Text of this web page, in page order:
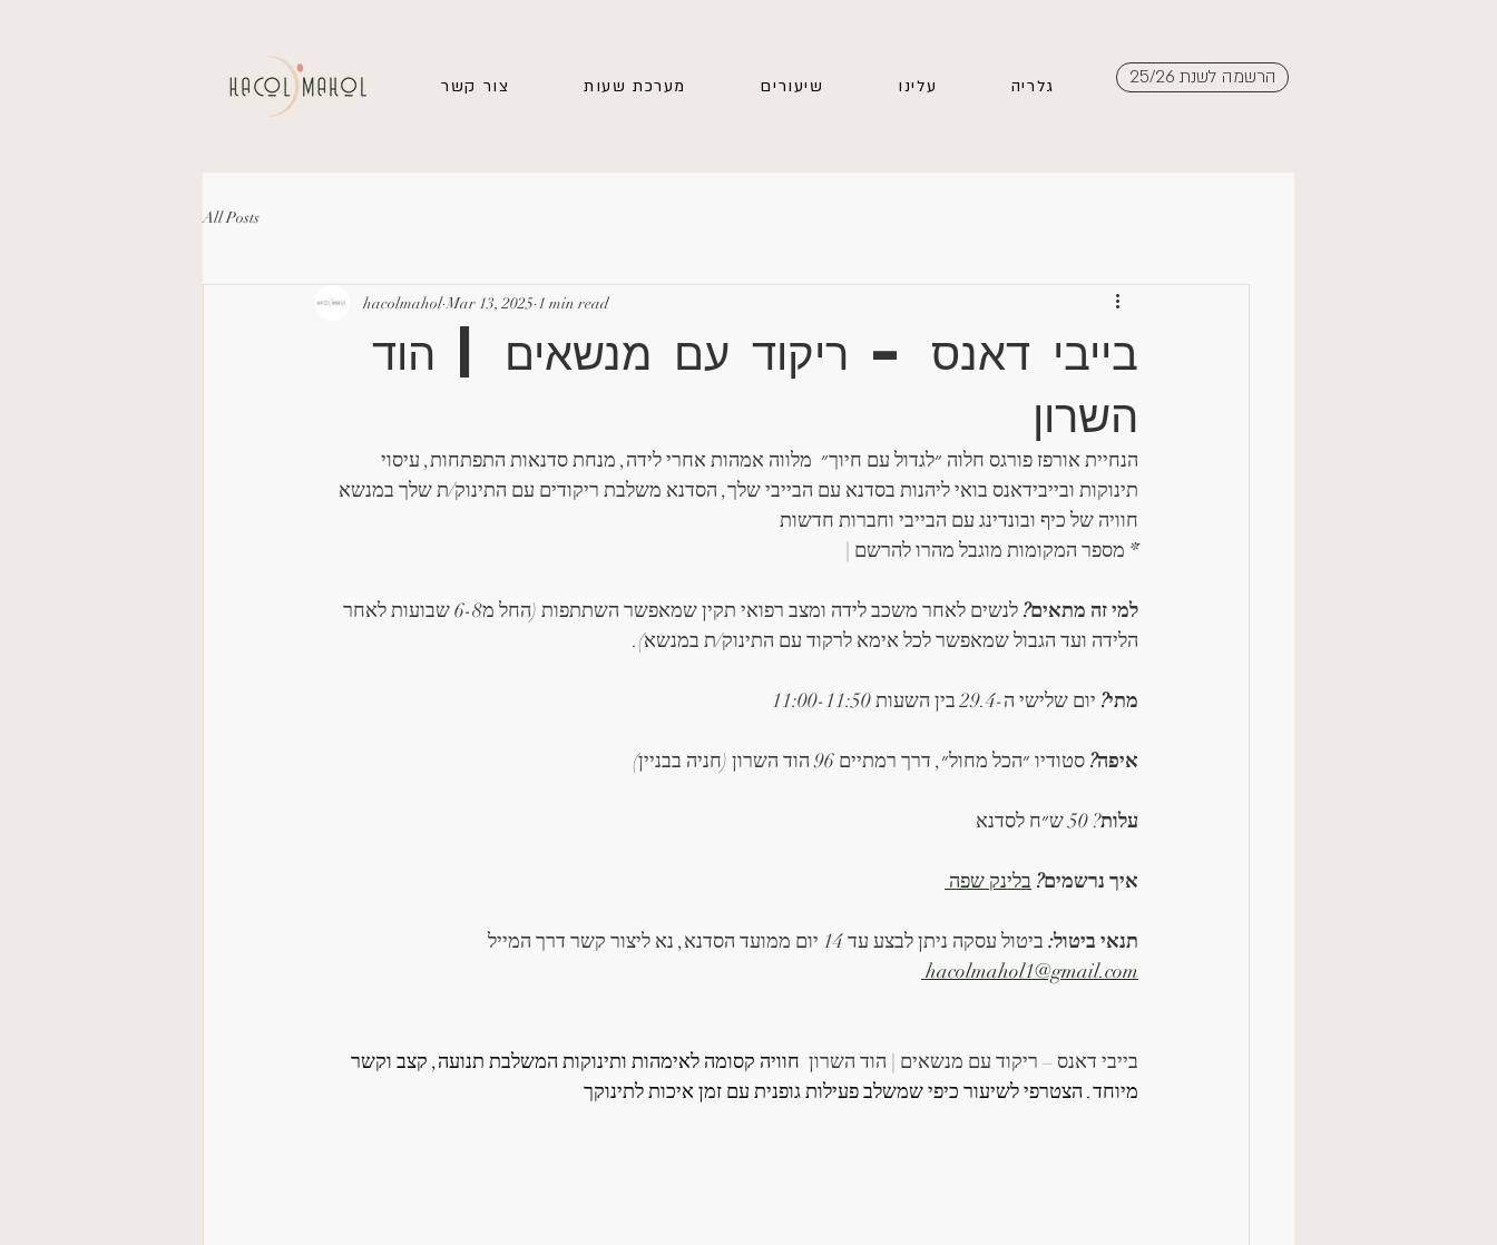
צור קשר מערכת שעות שיעורים עלינו גלריה הרשמה לשנת 25/26
All Posts
בייבי דאנס – ריקוד עם מנשאים | הוד
השרון
hacolmahol Mar 13, 2025 1 min read
הנחיית אורפז פורגס חלוה ״לגדול עם חיוך״  מלווה אמהות אחרי לידה, מנחת סדנאות התפתחות, עיסוי
תינוקות ובייבידאנס בואי ליהנות בסדנא עם הבייבי שלך, הסדנא משלבת ריקודים עם התינוק/ת שלך במנשא
חוויה של כיף ובונדינג עם הבייבי וחברות חדשות
ֿ* מספר המקומות מוגבל מהרו להרשם |
למי זה מתאים?
לנשים לאחר משכב לידה ומצב רפואי תקין שמאפשר השתתפות (החל מ6-8 שבועות לאחר
הלידה ועד הגבול שמאפשר לכל אימא לרקוד עם התינוק/ת במנשא).
מתי? יום שלישי ה-29.4 בין השעות 11:00-11:50
איפה? סטודיו ״הכל מחול״, דרך רמתיים 96 הוד השרון (חניה בבניין)
עלות? 50 ש״ח לסדנא
איך נרשמים? בלינק שפה
תנאי ביטול: ​ביטול עסקה ניתן לבצע עד 14 יום ממועד הסדנא, נא ליצור קשר דרך המייל
hacolmahol1@gmail.com
בייבי דאנס – ריקוד עם מנשאים | הוד השרון חוויה קסומה לאימהות ותינוקות המשלבת תנועה, קצב וקשר
מיוחד. הצטרפי לשיעור כיפי שמשלב פעילות גופנית עם זמן איכות לתינוקך